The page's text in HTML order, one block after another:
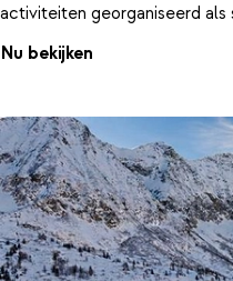
activiteiten georganiseerd als
Nu bekijken